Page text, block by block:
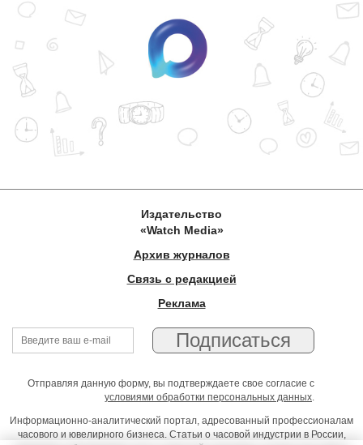
Издательство
«Watch Media»
Архив журналов
Связь с редакцией
Реклама
Отправляя данную форму, вы подтверждаете свое согласие с
условиями обработки персональных данных.
Информационно-аналитический портал, адресованный профессионалам
часового и ювелирного бизнеса. Статьи о часовой индустрии в России,